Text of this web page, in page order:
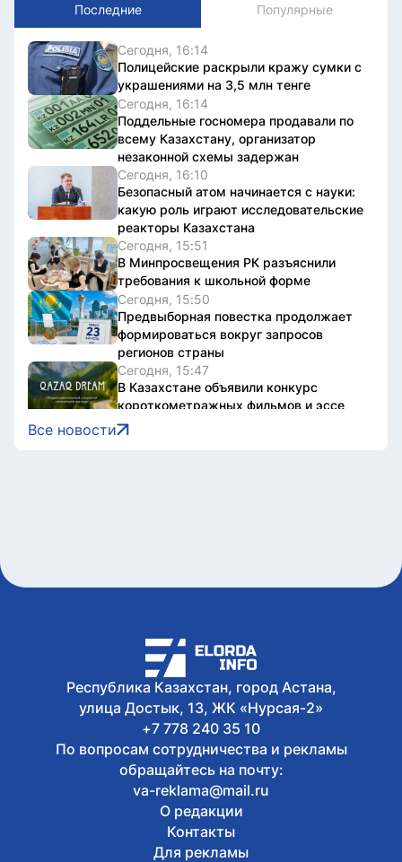
Последние Популярные
Сегодня, 16:14
Полицейские раскрыли кражу сумки с
украшениями на 3,5 млн тенге
Сегодня, 16:14
Поддельные госномера продавали по
всему Казахстану, организатор
незаконной схемы задержан
Сегодня, 16:10
Безопасный атом начинается с науки:
какую роль играют исследовательские
реакторы Казахстана
Сегодня, 15:51
В Минпросвещения РК разъяснили
требования к школьной форме
Сегодня, 15:50
Предвыборная повестка продолжает
формироваться вокруг запросов
регионов страны
Сегодня, 15:47
В Казахстане объявили конкурс
короткометражных фильмов и эссе
Qazaq Dream
Сегодня, 15:30
Дакар-2026
Сегодня, 14:43
В Казахстане разрабатывают
концепцию управления подземными
водами до 2040 года
Все новости
Республика Казахстан, город Астана,
улица Достык, 13, ЖК «Нурсая-2»
+7 778 240 35 10
По вопросам сотрудничества и рекламы
обращайтесь на почту:
va-reklama@mail.ru
О редакции
Контакты
Для рекламы